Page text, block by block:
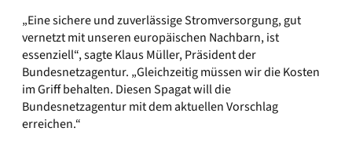
„Eine sichere und zuverlässige Stromversorgung, gut
vernetzt mit unseren europäischen Nachbarn, ist
essenziell“, sagte Klaus Müller, Präsident der
Bundesnetzagentur. „Gleichzeitig müssen wir die Kosten
im Griff behalten. Diesen Spagat will die
Bundesnetzagentur mit dem aktuellen Vorschlag
erreichen.“